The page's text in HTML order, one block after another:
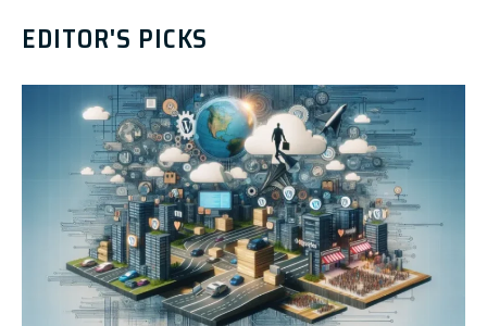
EDITOR'S PICKS